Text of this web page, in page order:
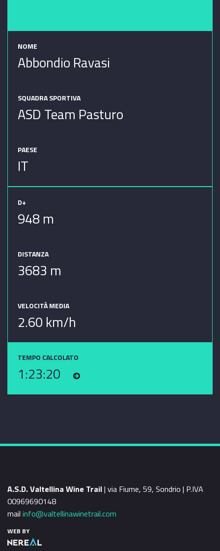
NOME
Abbondio Ravasi
SQUADRA SPORTIVA
ASD Team Pasturo
PAESE
IT
D+
948 m
DISTANZA
3683 m
VELOCITÀ MEDIA
2.60 km/h
TEMPO CALCOLATO
1:23:20
A.S.D. Valtellina Wine Trail| via Fiume, 59, Sondrio | P.IVA
00969690148
mail info@valtellinawinetrail.com
WEB BY